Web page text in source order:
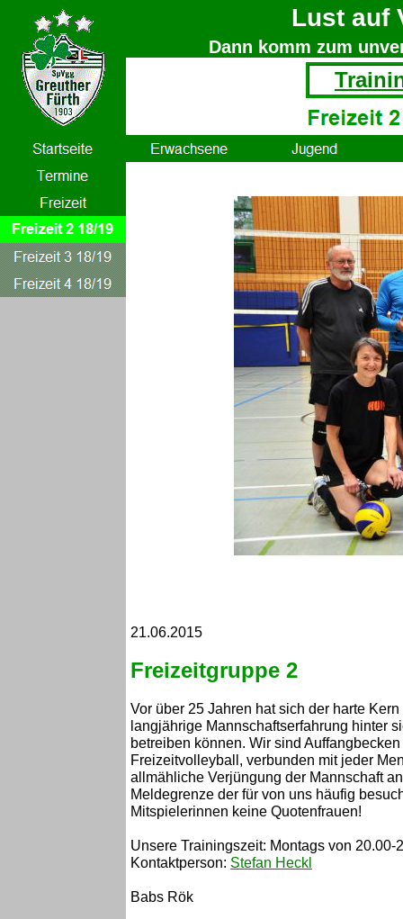
Lust auf
Dann komm zum
21.06.2015
Freizeitgruppe 2
Vor über 25 Jahren hat sich der harte
langjährige Mannschaftserfahrung hinter
betreiben können. Wir sind
Freizeitvolleyball, verbunden mit jeder
allmähliche Verjüngung der Mannschaft
Meldegrenze der für von uns häufig
Mitspielerinnen keine Quotenfrauen!
Unsere Trainingszeit: Montags von
Kontaktperson: Stefan Heckl
Babs Rök